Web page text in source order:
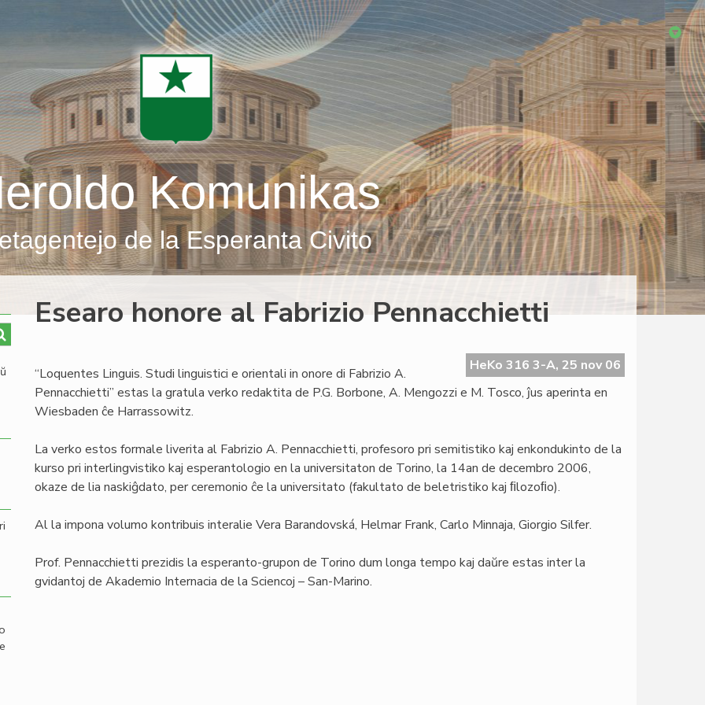
Komunikas
de la Esperanta Civito
Esearo honore al Fabrizio Pennacchietti
HeKo 316 3-A, 25 nov 06
“Loquentes Linguis. Studi linguistici e orientali in onore di Fabrizio A.
Pennacchietti” estas la gratula verko redaktita de P.G. Borbone, A. Mengozzi e M. Tosco, ĵus aperinta en
Wiesbaden ĉe Harrassowitz.
La verko estos formale liverita al Fabrizio A. Pennacchietti, profesoro pri semitistiko kaj enkondukinto de la
kurso pri interlingvistiko kaj esperantologio en la universitaton de Torino, la 14an de decembro 2006,
okaze de lia naskiĝdato, per ceremonio ĉe la universitato (fakultato de beletristiko kaj ﬁlozoﬁo).
Al la impona volumo kontribuis interalie Vera Barandovská, Helmar Frank, Carlo Minnaja, Giorgio Silfer.
Prof. Pennacchietti prezidis la esperanto-grupon de Torino dum longa tempo kaj daŭre estas inter la
gvidantoj de Akademio Internacia de la Sciencoj – San-Marino.